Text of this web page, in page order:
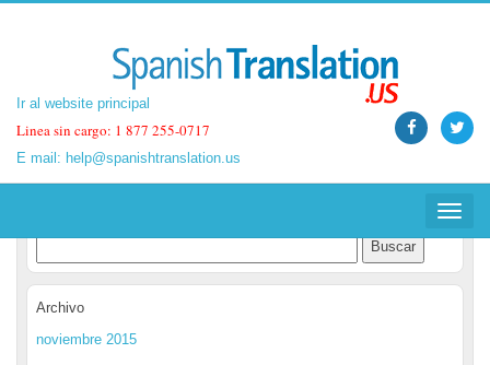
Ir al website principal
Linea sin cargo: 1 877 255-0717
E mail: help@spanishtranslation.us
Toggle
Ir al website principal
Linea sin cargo: 1 877 255-0717
E mail: help@spanishtranslation.us
Toggle
Spanish Translation Blog
Archivo
noviembre 2015